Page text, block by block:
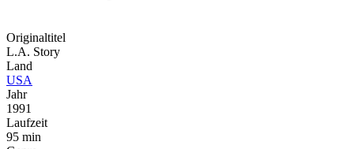
Originaltitel
L.A. Story
Land
USA
Jahr
1991
Laufzeit
95 min